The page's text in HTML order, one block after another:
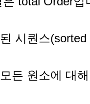
시퀀스
든 원소에 대